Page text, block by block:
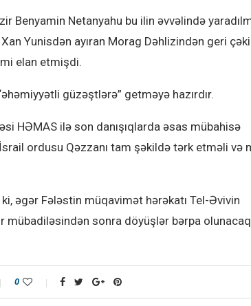
Benyamin Netanyahu bu ilin əvvəlində
Yunisdən ayıran Morag Dəhlizindən geri
elan etmişdi.
güzəştlərə” getməyə hazırdır.
HƏMAS ilə son danışıqlarda əsas mübahisə
ordusu Qəzzanı tam şəkildə tərk etməli və
əgər Fələstin müqavimət hərəkatı Tel-Əvivin
mübadiləsindən sonra döyüşlər bərpa
0